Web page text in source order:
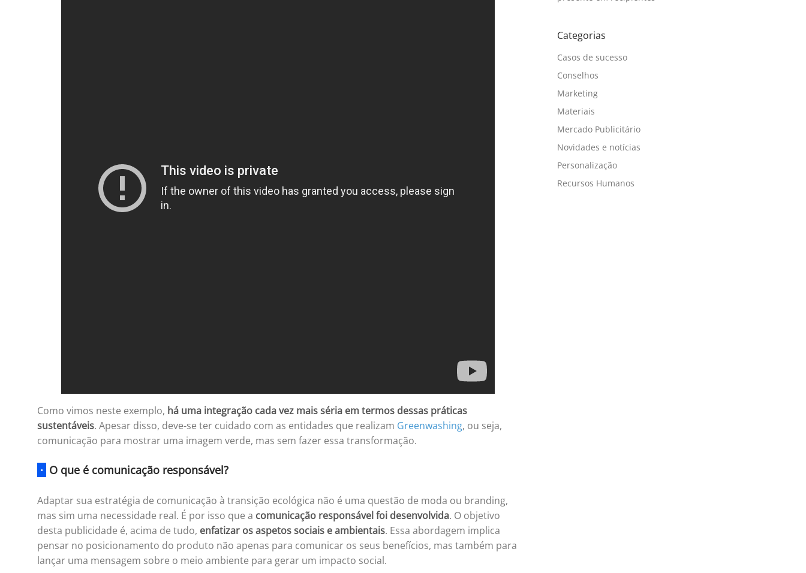
Como vimos neste exemplo, há uma integração cada vez mais séria em termos dessas práticas
sustentáveis. Apesar disso, deve-se ter cuidado com as entidades que realizam Greenwashing, ou seja,
comunicação para mostrar uma imagem verde, mas sem fazer essa transformação.
· O que é comunicação responsável?
Adaptar sua estratégia de comunicação à transição ecológica não é uma questão de moda ou branding,
mas sim uma necessidade real. É por isso que a comunicação responsável foi desenvolvida. O objetivo
desta publicidade é, acima de tudo, enfatizar os aspetos sociais e ambientais. Essa abordagem implica
pensar no posicionamento do produto não apenas para comunicar os seus benefícios, mas também para
lançar uma mensagem sobre o meio ambiente para gerar um impacto social.
Categorias
Casos de sucesso
Conselhos
Marketing
Materiais
Mercado Publicitário
Novidades e notícias
Personalização
Recursos Humanos